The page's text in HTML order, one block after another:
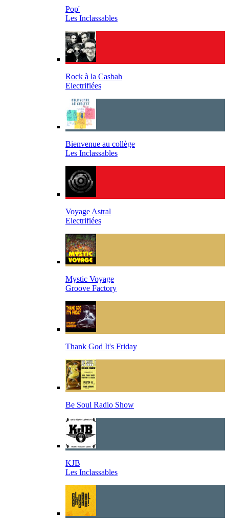
Pop'
Les Inclassables
Rock à la Casbah
Electrifiées
Bienvenue au collège
Les Inclassables
Voyage Astral
Electrifiées
Mystic Voyage
Groove Factory
Thank God It's Friday
Be Soul Radio Show
KJB
Les Inclassables